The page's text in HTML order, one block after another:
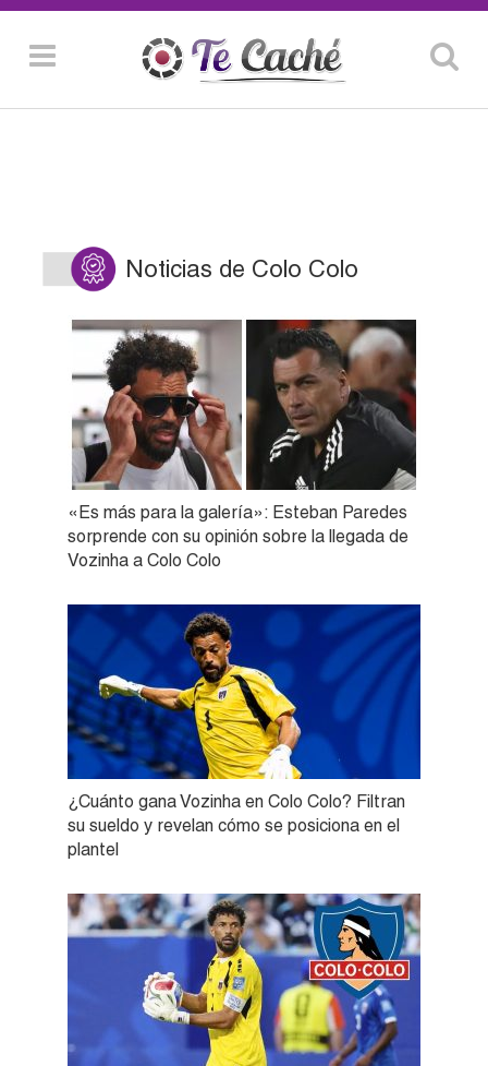
Noticias de Colo Colo
«Es más para la galería»: Esteban Paredes
sorprende con su opinión sobre la llegada de
Vozinha a Colo Colo
¿Cuánto gana Vozinha en Colo Colo? Filtran
su sueldo y revelan cómo se posiciona en el
plantel